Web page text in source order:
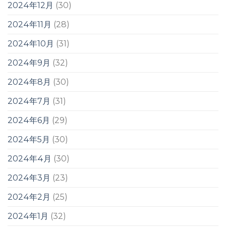
2024年12月 (30)
2024年11月 (28)
2024年10月 (31)
2024年9月 (32)
2024年8月 (30)
2024年7月 (31)
2024年6月 (29)
2024年5月 (30)
2024年4月 (30)
2024年3月 (23)
2024年2月 (25)
2024年1月 (32)